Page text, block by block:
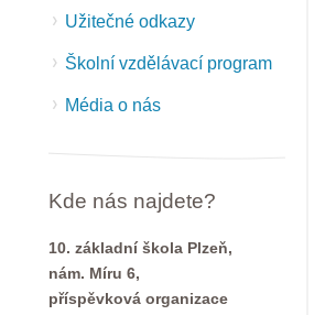
Užitečné odkazy
Školní vzdělávací program
Média o nás
Kde nás najdete?
10. základní škola Plzeň,
nám. Míru 6,
příspěvková organizace